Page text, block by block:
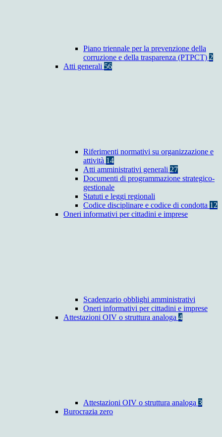
Piano triennale per la prevenzione della
corruzione e della trasparenza (PTPCT) 2
Atti generali 56
Riferimenti normativi su organizzazione e
attività 14
Atti amministrativi generali 27
Documenti di programmazione strategico-
gestionale
Statuti e leggi regionali
Codice disciplinare e codice di condotta 12
Oneri informativi per cittadini e imprese
Scadenzario obblighi amministrativi
Oneri informativi per cittadini e imprese
Attestazioni OIV o struttura analoga 4
Attestazioni OIV o struttura analoga 3
Burocrazia zero